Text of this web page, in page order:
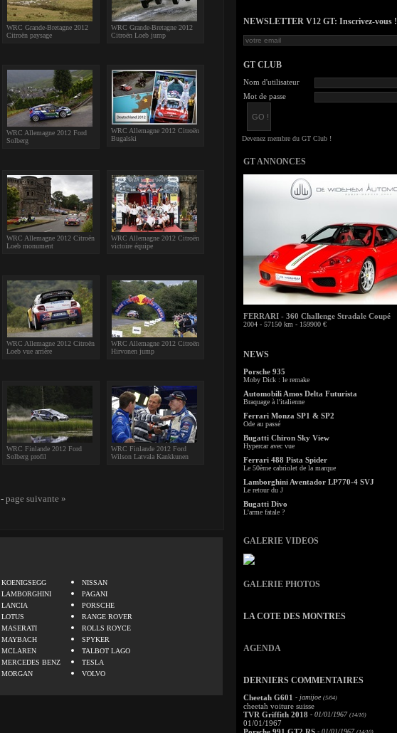
WRC Grande-Bretagne 2012
Citroën paysage
WRC Grande-Bretagne 2012
Citroën Loeb jump
WRC Allemagne 2012 Ford
Solberg
WRC Allemagne 2012 Citroën
Bugalski
WRC Allemagne 2012 Citroën
Loeb monument
WRC Allemagne 2012 Citroën
victoire équipe
WRC Allemagne 2012 Citroën
Loeb vue arrière
WRC Allemagne 2012 Citroën
Hirvonen jump
WRC Finlande 2012 Ford
Solberg profil
WRC Finlande 2012 Ford
Wilson Latvala Kankkunen
- page suivante »
KOENIGSEGG
LAMBORGHINI
LANCIA
LOTUS
MASERATI
MAYBACH
MCLAREN
MERCEDES BENZ
MORGAN
NISSAN
PAGANI
PORSCHE
RANGE ROVER
ROLLS ROYCE
SPYKER
TALBOT LAGO
TESLA
VOLVO
NEWSLETTER V12 GT: Inscrivez-vous !
GT CLUB
Nom d'utilisateur
Mot de passe
GT ANNONCES
FERRARI - 360 Challenge Stradale Coupé
2004 - 57150 km - 159900 €
NEWS
Porsche 935
Moby Dick : le remake
Automobili Amos Delta Futurista
Braquage à l'italienne
Ferrari Monza SP1 & SP2
Ode au passé
Bugatti Chiron Sky View
Hypercar avec vue
Ferrari 488 Pista Spider
Le 50ème cabriolet de la marque
Lamborghini Aventador LP770-4 SVJ
Le retour du J
Bugatti Divo
L'arme fatale ?
GALERIE VIDEOS
GALERIE PHOTOS
LA COTE DES MONTRES
AGENDA
DERNIERS COMMENTAIRES
Cheetah G601 - jamijoe (5/04)
cheetah voiture suisse
TVR Griffith 2018 - 01/01/1967 (14/10)
01/01/1967
- 01/01/1967